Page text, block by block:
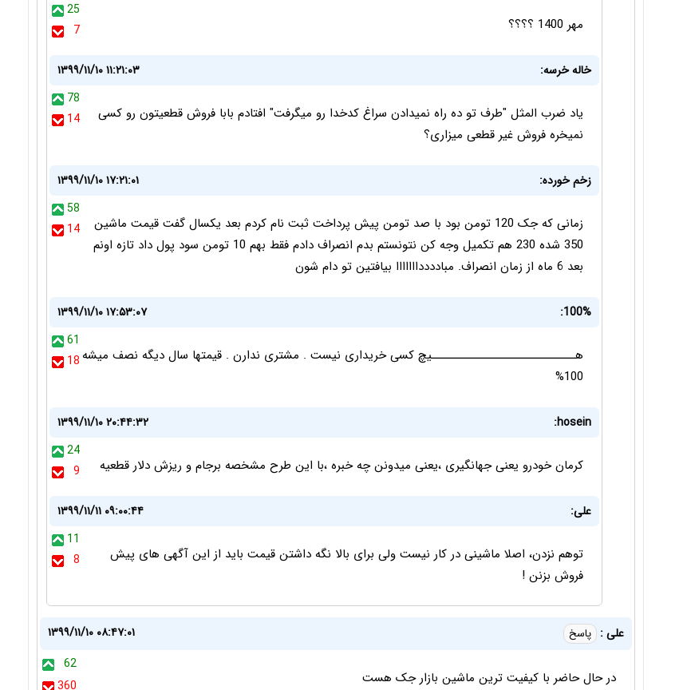
25
7
مهر 1400 ؟؟؟؟
خاله خرسه:
۱۳۹۹/۱۱/۱۰ ۱۱:۲۱:۰۳
78
14
یاد ضرب المثل "طرف تو ده راه نمیدادن سراغ کدخدا رو میگرفت" افتادم بابا فروش قطعیتون رو کسی
نمیخره فروش غیر قطعی میزاری؟
زخم خورده:
۱۳۹۹/۱۱/۱۰ ۱۷:۲۱:۰۱
58
14
زمانی که جک 120 تومن بود با صد تومن پیش پرداخت ثبت نام کردم بعد یکسال گفت قیمت ماشین
350 شده 230 هم تکمیل وجه کن نتونستم بدم انصراف دادم فقط بهم 10 تومن سود پول داد تازه اونم
بعد 6 ماه از زمان انصراف. مباددددااااااا بیافتین تو دام شون
100%:
۱۳۹۹/۱۱/۱۰ ۱۷:۵۳:۰۷
61
18هــــــــــــــــــــــــــــــیچ کسی خریداری نیست . مشتری ندارن . قیمتها سال دیگه نصف میشه
100%
hosein:
۱۳۹۹/۱۱/۱۰ ۲۰:۴۴:۳۲
24
9
کرمان خودرو یعنی جهانگیری ،یعنی میدونن چه خبره ،با این طرح مشخصه برجام و ریزش دلار قطعیه
علی:
۱۳۹۹/۱۱/۱۱ ۰۹:۰۰:۴۴
11
8
توهم نزدن، اصلا ماشینی در کار نیست ولی برای بالا نگه داشتن قیمت باید از این آگهی های پیش
فروش بزنن !
علی : پاسخ
۱۳۹۹/۱۱/۱۰ ۰۸:۴۷:۰۱
62
360
در حال حاضر با کیفیت ترین ماشین بازار جک هست